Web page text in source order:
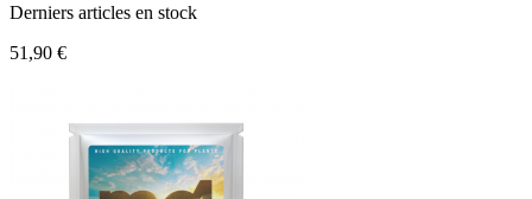
Derniers articles en stock
51,90 €